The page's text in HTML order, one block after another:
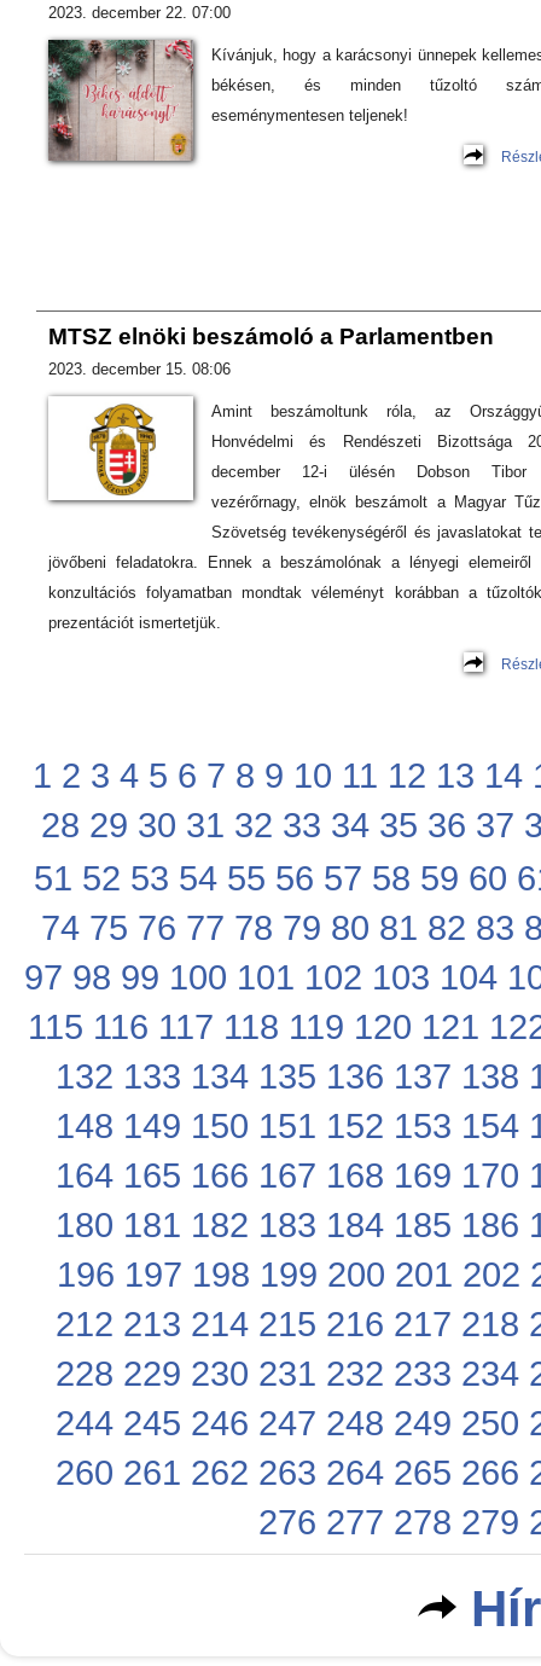
2023. december 22. 07:00
Kívánjuk, hogy a karácsonyi ünnepek
békésen, és minden tűzoltó
eseménymentesen teljenek!
MTSZ elnöki beszámoló a Parlamentben
2023. december 15. 08:06
Amint beszámoltunk róla, az
Honvédelmi és Rendészeti Bizottsága
december 12-i ülésén Dobson Tibor
vezérőrnagy, elnök beszámolt a Magyar
Szövetség tevékenységéről és javaslatokat
jövőbeni feladatokra. Ennek a beszámolónak a lényegi elemeiről
konzultációs folyamatban mondtak véleményt korábban a
prezentációt ismertetjük.
1 2 3 4 5 6 7 8 9 10 11 12 13 14
28 29 30 31 32 33 34 35 36 37
51 52 53 54 55 56 57 58 59 60
74 75 76 77 78 79 80 81 82 83
97 98 99 100 101 102 103 104
115 116 117 118 119 120 121
132 133 134 135 136 137 138
148 149 150 151 152 153 154
164 165 166 167 168 169 170
180 181 182 183 184 185 186
196 197 198 199 200 201 202
212 213 214 215 216 217 218
228 229 230 231 232 233 234
244 245 246 247 248 249 250
260 261 262 263 264 265 266
276 277 278 279